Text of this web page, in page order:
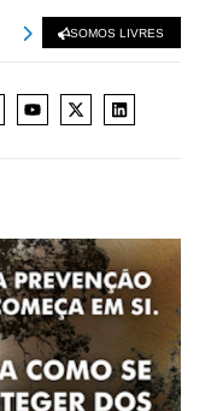
Misericórdia de
SOMOS LIVRES